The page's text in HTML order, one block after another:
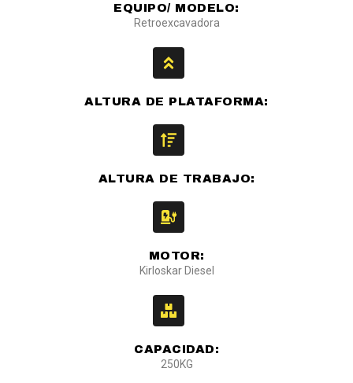
EQUIPO/ MODELO:
Retroexcavadora
ALTURA DE PLATAFORMA:
ALTURA DE TRABAJO:
MOTOR:
Kirloskar Diesel
CAPACIDAD:
250KG